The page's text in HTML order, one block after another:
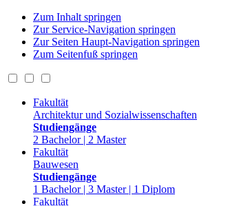
Zum Inhalt springen
Zur Service-Navigation springen
Zur Seiten Haupt-Navigation springen
Zum Seitenfuß springen
Fakultät
Architektur und Sozialwissenschaften
Studiengänge
2 Bachelor | 2 Master
Fakultät
Bauwesen
Studiengänge
1 Bachelor | 3 Master | 1 Diplom
Fakultät